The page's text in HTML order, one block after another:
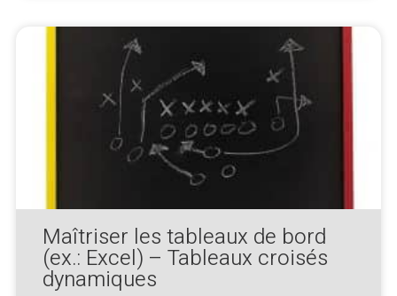
Maîtriser les tableaux de bord
(ex.: Excel) – Tableaux croisés
dynamiques